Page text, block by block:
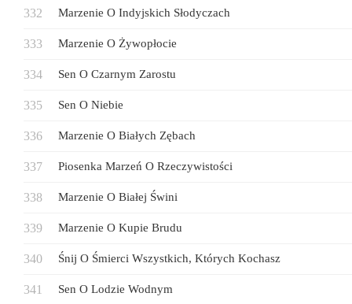
Marzenie O Indyjskich Słodyczach
Marzenie O Żywopłocie
Sen O Czarnym Zarostu
Sen O Niebie
Marzenie O Białych Zębach
Piosenka Marzeń O Rzeczywistości
Marzenie O Białej Świni
Marzenie O Kupie Brudu
Śnij O Śmierci Wszystkich, Których Kochasz
Sen O Lodzie Wodnym